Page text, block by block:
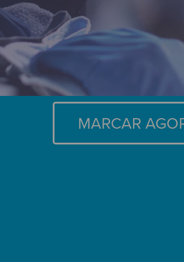
MARCAR